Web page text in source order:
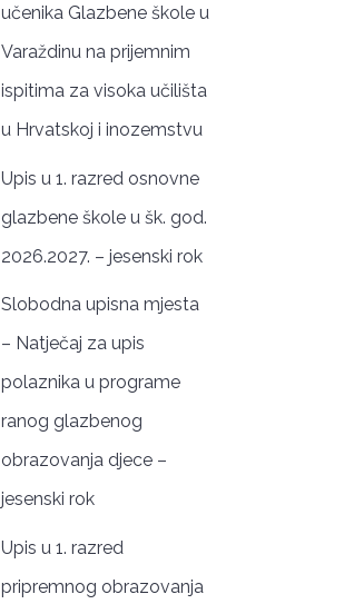
učenika Glazbene škole u
Varaždinu na prijemnim
ispitima za visoka učilišta
u Hrvatskoj i inozemstvu
Upis u 1. razred osnovne
glazbene škole u šk. god.
2026.2027. – jesenski rok
Slobodna upisna mjesta
– Natječaj za upis
polaznika u programe
ranog glazbenog
obrazovanja djece –
jesenski rok
Upis u 1. razred
pripremnog obrazovanja